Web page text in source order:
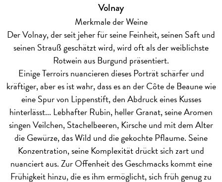
Volnay
Merkmale der Weine
Der Volnay, der seit jeher für seine Feinheit, seinen Saft und
seinen Strauß geschätzt wird, wird oft als der weiblichste
Rotwein aus Burgund präsentiert.
Einige Terroirs nuancieren dieses Porträt schärfer und
kräftiger, aber es ist wahr, dass es an der Côte de Beaune wie
eine Spur von Lippenstift, den Abdruck eines Kusses
hinterlässt... Lebhafter Rubin, heller Granat, seine Aromen
singen Veilchen, Stachelbeeren, Kirsche und mit dem Alter
die Gewürze, das Wild und die gekochte Pflaume. Seine
Konzentration, seine Komplexität drückt sich zart und
nuanciert aus. Zur Offenheit des Geschmacks kommt eine
Frühigkeit hinzu, die es ihm ermöglicht, sich früh genug zu